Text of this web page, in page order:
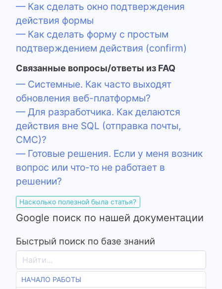
Быстрый поиск по базе знаний
НАЧАЛО РАБОТЫ
— Как сделать окно подтверждения
действия формы
— Как сделать форму с простым
подтверждением действия (confirm)
Связанные вопросы/ответы из FAQ
— Системные. Как часто выходят
обновления веб-платформы?
— Для разработчика. Как делаются
действия вне SQL (отправка почты,
СМС)?
— Готовые решения. Если у меня возник
вопрос или что-то не работает в
решении?
Насколько полезной была статья?
Google поиск по нашей документации